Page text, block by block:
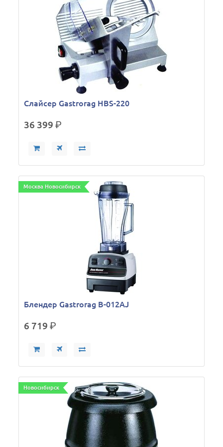
Слайсер Gastrorag HBS-220
36 399р.
Москва Новосибирск
Блендер Gastrorag B-012AJ
6 719р.
Новосибирск